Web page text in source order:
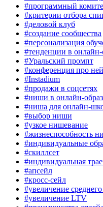
#программный
#критерии отбора
#деловой клуб
#создание сообщества
#персонализация
#тенденции в онлайн-
#Уральский промпт
#конференция про
#Instadium
#продажи в соцсетях
#ниши в онлайн-
#ниша для онлайн-
#выбор ниши
#узкое нишевание
#жизнеспособность
#индивидуальные
#скиллсет
#индивидуальная
#апсейл
#кросс-сейл
#увеличение среднего
#увеличение LTV